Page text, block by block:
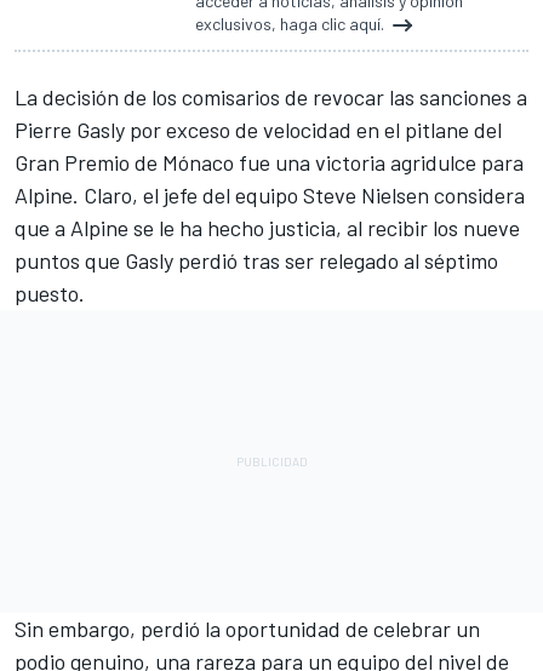
exclusivos, haga clic aquí.
La decisión de los comisarios de revocar las sanciones a
Pierre Gasly por exceso de velocidad en el pitlane del
Gran Premio de Mónaco fue una victoria agridulce para
Alpine. Claro, el jefe del equipo Steve Nielsen considera
que a Alpine se le ha hecho justicia, al recibir los nueve
puntos que Gasly perdió tras ser relegado al séptimo
puesto.
Sin embargo, perdió la oportunidad de celebrar un
podio genuino, una rareza para un equipo del nivel de